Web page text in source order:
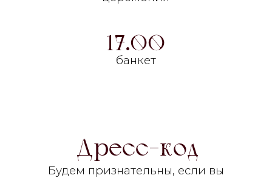
Дорогие наши гости, будем рады,
если вы принесете с собой веселье и
отличное настроение, радость в душе,